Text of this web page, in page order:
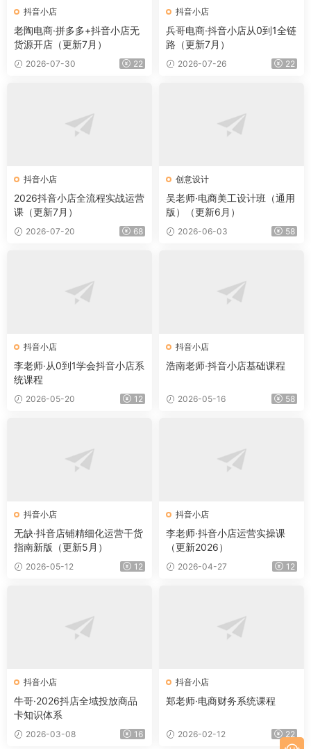
抖音小店
老陶电商·拼多多+抖音小店无
货源开店（更新7月）
2026-07-30 22
抖音小店
兵哥电商·抖音小店从0到1全链
路（更新7月）
2026-07-26 22
抖音小店
2026抖音小店全流程实战运营
课（更新7月）
2026-07-20 68
创意设计
吴老师·电商美工设计班（通用
版）（更新6月）
2026-06-03 58
抖音小店
李老师·从0到1学会抖音小店系
统课程
2026-05-20 12
抖音小店
浩南老师·抖音小店基础课程
2026-05-16 58
抖音小店
无缺·抖音店铺精细化运营干货
指南新版（更新5月）
2026-05-12 12
抖音小店
李老师·抖音小店运营实操课
（更新2026）
2026-04-27 12
抖音小店
牛哥·2026抖店全域投放商品
卡知识体系
2026-03-08 16
抖音小店
郑老师·电商财务系统课程
2026-02-12 22